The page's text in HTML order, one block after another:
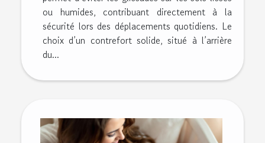
ou humides, contribuant directement à la
sécurité lors des déplacements quotidiens. Le
choix d’un contrefort solide, situé à l’arrière
du...